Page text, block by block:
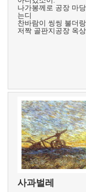
나가봉께로 공장 마
는디
찬바람이 씽씽 불더랑
저짝 골판지공장 옥
사과벌레